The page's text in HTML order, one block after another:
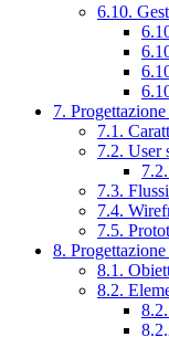
6.10.
7.
7.1.
7.2. User
7.3.
7.4.
7.5.
8.
8.1.
8.2.